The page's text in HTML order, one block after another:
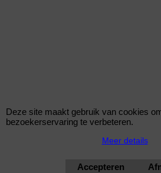
Stuurnaaf BMW E90 3-serie
Stuurnaaf voor de BMW Serie 3 E90
Deze site maakt gebruik van cookies
bezoekerservaring te verbeteren.
Meer details
Accepteren